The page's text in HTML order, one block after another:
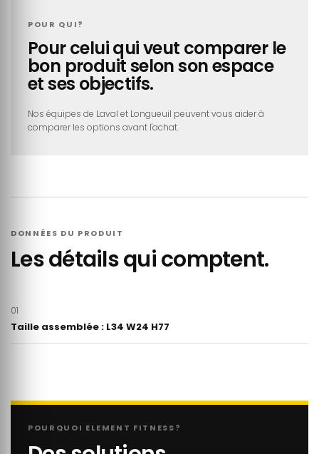
POUR QUI?
Pour celui qui veut comparer le
bon produit selon son espace
et ses objectifs.
Nos équipes de Laval et Longueuil peuvent vous aider à
comparer les options avant l'achat.
DONNÉES DU PRODUIT
Les détails qui comptent.
01
Taille assemblée : L34 W24 H77
POURQUOI ELEMENT FITNESS?